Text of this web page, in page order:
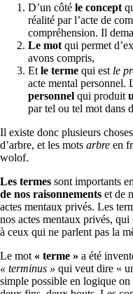
D’un côté le concept
réalité par l’acte de
compréhension. Il
Le mot qui permet
avons compris,
Et le terme qui est le
acte mental personnel.
personnel qui produit
par tel ou tel mot dans
Il existe donc plusieurs
d’arbre, et les mots arbre en
wolof.
Les termes sont importants
de nos raisonnements et de
actes mentaux privés. Les
nos actes mentaux privés,
à ceux qui ne parlent pas la
Le mot « terme » a été
« terminus » qui veut dire «
simple possible en logique